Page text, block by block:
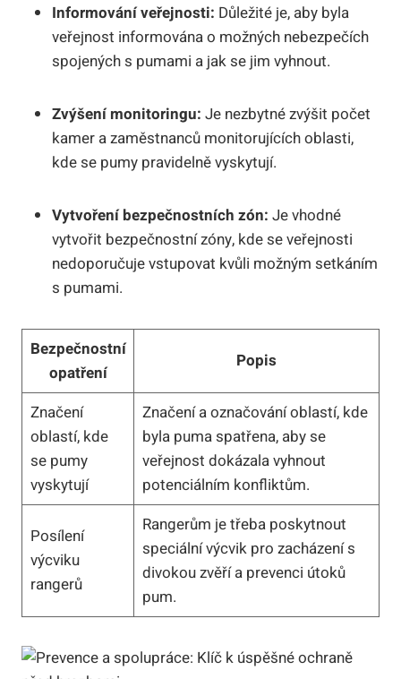
Informování veřejnosti: Důležité je, aby byla
veřejnost informována o možných nebezpečích
spojených s pumami a jak se jim vyhnout.
Zvýšení monitoringu: Je nezbytné zvýšit počet
kamer a zaměstnanců monitorujících oblasti,
kde se pumy pravidelně vyskytují.
Vytvoření bezpečnostních zón: Je vhodné
vytvořit bezpečnostní zóny, kde se veřejnosti
nedoporučuje vstupovat kvůli možným setkáním
s pumami.
Bezpečnostní
opatření
Popis
Značení
oblastí, kde
se pumy
vyskytují
Značení a označování oblastí, kde
byla puma spatřena, aby se
veřejnost dokázala vyhnout
potenciálním konfliktům.
Posílení
výcviku
rangerů
Rangerům je třeba poskytnout
speciální výcvik pro zacházení s
divokou zvěří a prevenci útoků
pum.